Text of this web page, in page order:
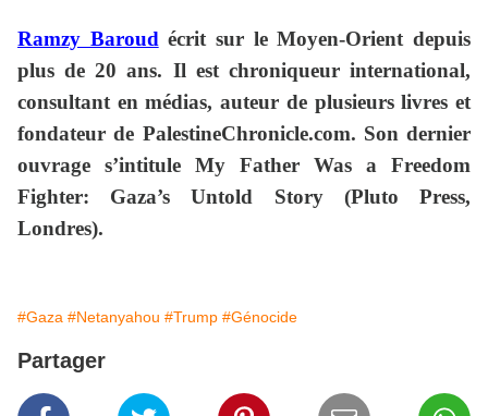
Ramzy Baroud écrit sur le Moyen-Orient depuis
plus de 20 ans. Il est chroniqueur international,
consultant en médias, auteur de plusieurs livres et
fondateur de PalestineChronicle.com. Son dernier
ouvrage s’intitule My Father Was a Freedom
Fighter: Gaza’s Untold Story (Pluto Press,
Londres).
#Gaza #Netanyahou #Trump #Génocide
Partager